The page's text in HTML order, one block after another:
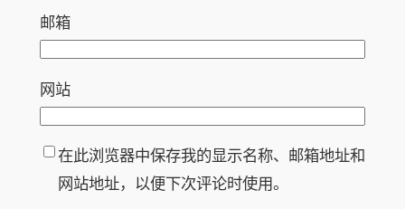
邮箱
网站
在此浏览器中保存我的显示名称、邮箱地址和
网站地址，以便下次评论时使用。